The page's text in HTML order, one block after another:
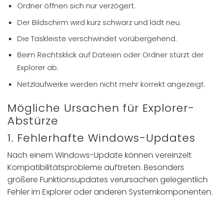
Ordner öffnen sich nur verzögert.
Der Bildschirm wird kurz schwarz und lädt neu.
Die Taskleiste verschwindet vorübergehend.
Beim Rechtsklick auf Dateien oder Ordner stürzt der
Explorer ab.
Netzlaufwerke werden nicht mehr korrekt angezeigt.
Mögliche Ursachen für Explorer-
Abstürze
1. Fehlerhafte Windows-Updates
Nach einem Windows-Update können vereinzelt
Kompatibilitätsprobleme auftreten. Besonders
größere Funktionsupdates verursachen gelegentlich
Fehler im Explorer oder anderen Systemkomponenten.